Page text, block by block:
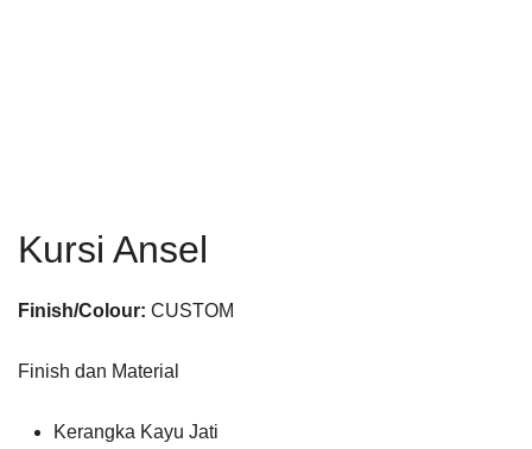
Kursi Ansel
Finish/Colour: CUSTOM
Finish dan Material
Kerangka Kayu Jati